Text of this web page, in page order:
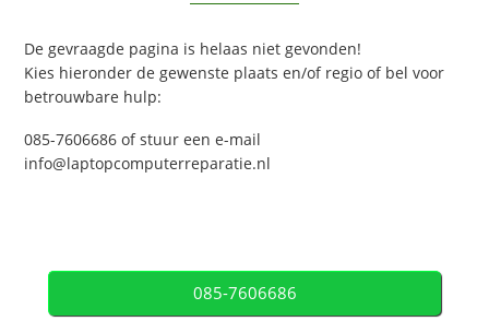
De gevraagde pagina is helaas niet gevonden!
Kies hieronder de gewenste plaats en/of regio of bel voor
betrouwbare hulp:
085-7606686 of stuur een e-mail
info@laptopcomputerreparatie.nl
085-7606686